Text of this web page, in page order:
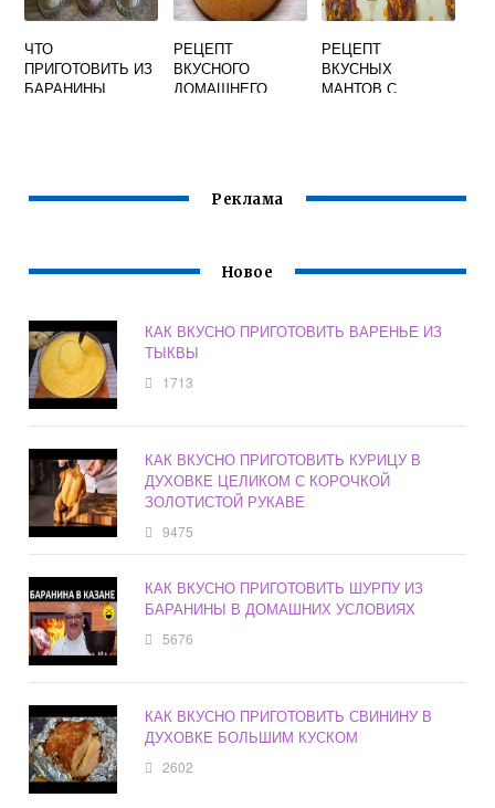
ЧТО
ПРИГОТОВИТЬ ИЗ
БАРАНИНЫ
РЕЦЕПТ
ВКУСНОГО
ДОМАШНЕГО
РЕЦЕПТ
ВКУСНЫХ
МАНТОВ С
Реклама
Новое
КАК ВКУСНО ПРИГОТОВИТЬ ВАРЕНЬЕ ИЗ
ТЫКВЫ
1713
КАК ВКУСНО ПРИГОТОВИТЬ КУРИЦУ В
ДУХОВКЕ ЦЕЛИКОМ С КОРОЧКОЙ
ЗОЛОТИСТОЙ РУКАВЕ
9475
КАК ВКУСНО ПРИГОТОВИТЬ ШУРПУ ИЗ
БАРАНИНЫ В ДОМАШНИХ УСЛОВИЯХ
5676
КАК ВКУСНО ПРИГОТОВИТЬ СВИНИНУ В
ДУХОВКЕ БОЛЬШИМ КУСКОМ
2602